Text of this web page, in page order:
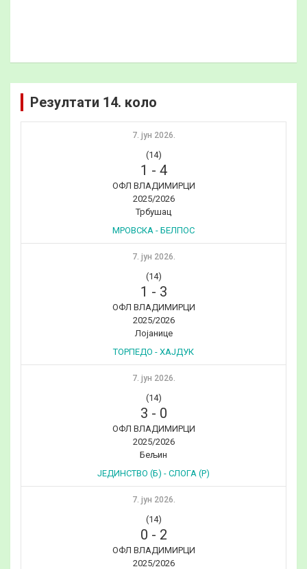
Резултати 14. коло
7. јун 2026.
(14)
1 - 4
ОФЛ ВЛАДИМИРЦИ
2025/2026
Трбушац
МРОВСКА - БЕЛПОС
7. јун 2026.
(14)
1 - 3
ОФЛ ВЛАДИМИРЦИ
2025/2026
Лојанице
ТОРПЕДО - ХАЈДУК
7. јун 2026.
(14)
3 - 0
ОФЛ ВЛАДИМИРЦИ
2025/2026
Бељин
ЈЕДИНСТВО (Б) - СЛОГА (Р)
7. јун 2026.
(14)
0 - 2
ОФЛ ВЛАДИМИРЦИ
2025/2026